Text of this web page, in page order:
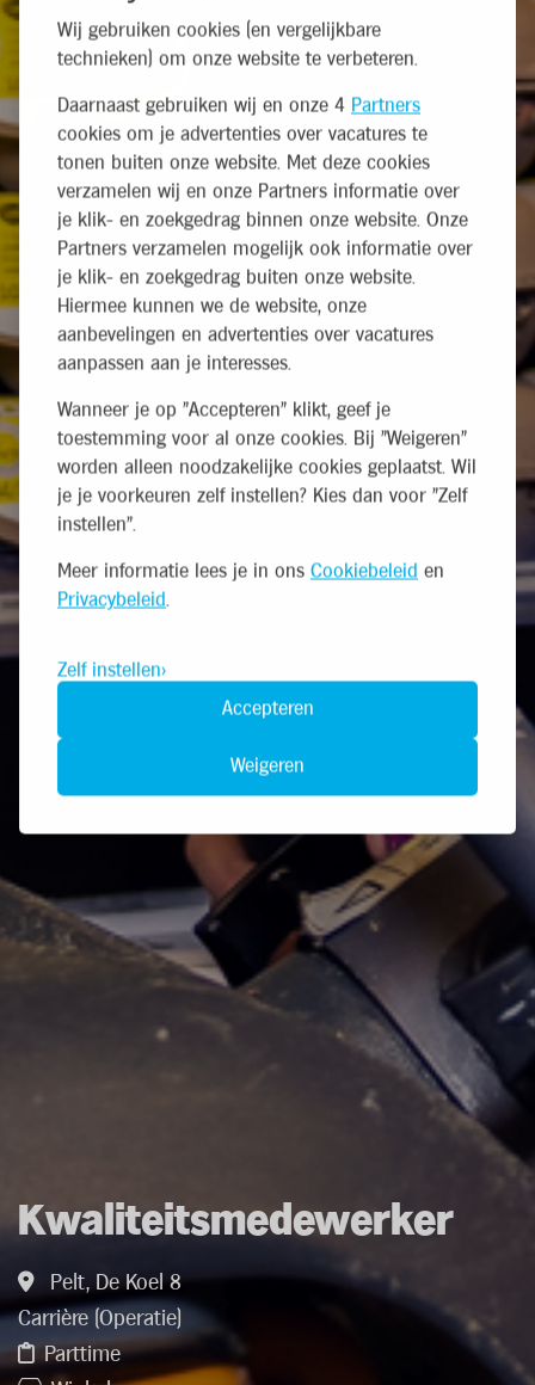
Wij gebruiken cookies (en vergelijkbare
technieken) om onze website te verbeteren.
Daarnaast gebruiken wij en onze 4 Partners
cookies om je advertenties over vacatures te
tonen buiten onze website. Met deze cookies
verzamelen wij en onze Partners informatie over
je klik- en zoekgedrag binnen onze website. Onze
Partners verzamelen mogelijk ook informatie over
je klik- en zoekgedrag buiten onze website.
Hiermee kunnen we de website, onze
aanbevelingen en advertenties over vacatures
aanpassen aan je interesses.
Wanneer je op "Accepteren" klikt, geef je
toestemming voor al onze cookies. Bij "Weigeren"
worden alleen noodzakelijke cookies geplaatst. Wil
je je voorkeuren zelf instellen? Kies dan voor "Zelf
instellen".
Meer informatie lees je in ons Cookiebeleid en
Privacybeleid.
Zelf instellen
Weigeren
Accepteren
Kwaliteitsmedewerker
Pelt, De Koel 8
Carrière (Operatie)
Parttime